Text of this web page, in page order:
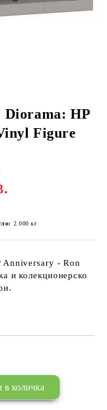
Diorama: HP
Figure
2.000 кг
Anniversary - Ron
и колекционерско